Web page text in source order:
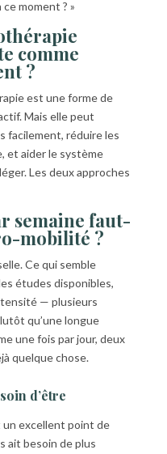
moment ? »
comme
?
est une forme de
Mais elle peut
facilement, réduire les
et aider le système
Les deux approches
semaine faut-
mobilité ?
Ce qui semble
études disponibles,
— plusieurs
qu’une longue
une fois par jour, deux
quelque chose.
d’être
un excellent point de
ait besoin de plus